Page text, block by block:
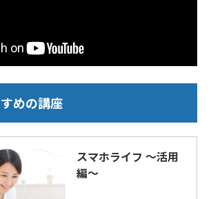
めの講座
スマホライフ ～活用
編～